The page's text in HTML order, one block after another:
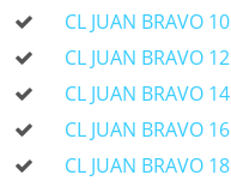
CL JUAN BRAVO 10
CL JUAN BRAVO 12
CL JUAN BRAVO 14
CL JUAN BRAVO 16
CL JUAN BRAVO 18